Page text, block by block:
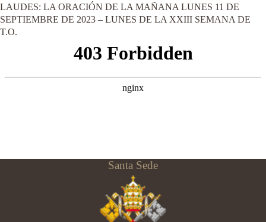
LAUDES: LA ORACIÓN DE LA MAÑANA LUNES 11 DE
SEPTIEMBRE DE 2023 – LUNES DE LA XXIII SEMANA DE
T.O.
Santa Sede